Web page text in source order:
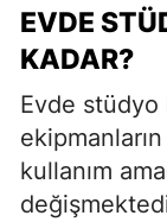
EVDE
KADAR?
Evde
kullanım